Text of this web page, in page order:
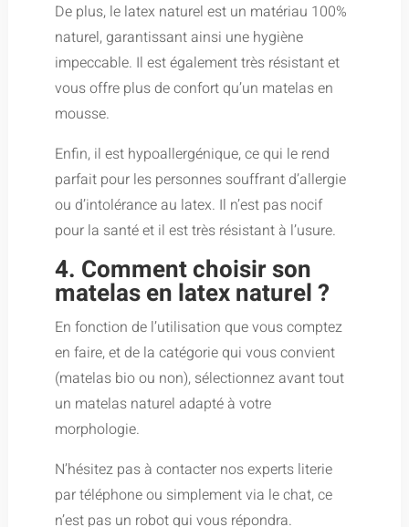
De plus, le latex naturel est un matériau 100%
naturel, garantissant ainsi une hygiène
impeccable. Il est également très résistant et
vous offre plus de confort qu’un matelas en
mousse.
Enfin, il est hypoallergénique, ce qui le rend
parfait pour les personnes souffrant d’allergie
ou d’intolérance au latex. Il n’est pas nocif
pour la santé et il est très résistant à l’usure.
4. Comment choisir son
matelas en latex naturel ?
En fonction de l’utilisation que vous comptez
en faire, et de la catégorie qui vous convient
(matelas bio ou non), sélectionnez avant tout
un matelas naturel adapté à votre
morphologie.
N’hésitez pas à contacter nos experts literie
par téléphone ou simplement via le chat, ce
n’est pas un robot qui vous répondra.